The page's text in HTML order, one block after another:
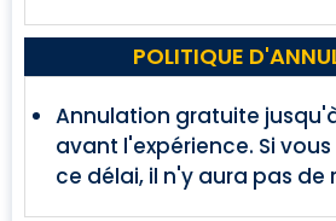
POLITIQUE
Annulation gratuite
avant l'expérience. Si
ce délai, il n'y aura pas